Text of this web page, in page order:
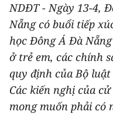
XÃ HỘI
PHÁP LUẬT
DU LỊCH
THẾ GIỚI
NDĐT - Ngày 13-4,
Nẵng có buổi tiếp
học Đông Á Đà
ở trẻ em, các chính
quy định của Bộ
Các kiến nghị của
mong muốn phải có